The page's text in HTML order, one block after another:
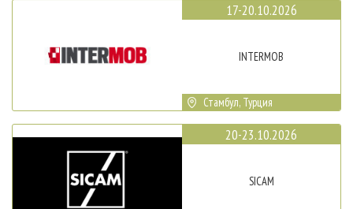
17-20.10.2026
INTERMOB
Стамбул, Турция
20-23.10.2026
SICAM